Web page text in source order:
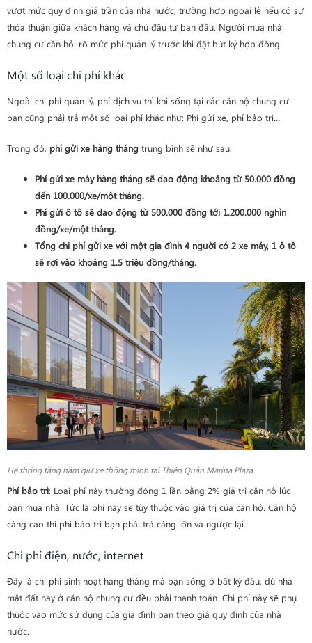
vượt mức quy định giá trần của nhà nước, trường hợp ngoại lệ nếu có sự
thỏa thuận giữa khách hàng và chủ đầu tư ban đầu. Người mua nhà
chung cư cần hỏi rõ mức phí quản lý trước khi đặt bút ký hợp đồng.
Một số loại chi phí khác
Ngoài chi phí quản lý, phí dịch vụ thì khi sống tại các căn hộ chung cư
bạn cũng phải trả một số loại phí khác như: Phí gửi xe, phí bảo trì…
Trong đó, phí gửi xe hàng tháng trung bình sẽ như sau:
Phí gửi xe máy hàng tháng sẽ dao động khoảng từ 50.000 đồng
đến 100.000/xe/một tháng.
Phí gửi ô tô sẽ dao động từ 500.000 đồng tới 1.200.000 nghìn
đồng/xe/một tháng.
Tổng chi phí gửi xe với một gia đình 4 người có 2 xe máy, 1 ô tô
sẽ rơi vào khoảng 1.5 triệu đồng/tháng.
Hệ thống tầng hầm giữ xe thông minh tại Thiên Quân Marina Plaza
Phí bảo trì: Loại phí này thường đóng 1 lần bằng 2% giá trị căn hộ lúc
bạn mua nhà. Tức là phí này sẽ tùy thuộc vào giá trị của căn hộ. Căn hộ
càng cao thì phí bảo trì bạn phải trả càng lớn và ngược lại.
Chi phí điện, nước, internet
Đây là chi phí sinh hoạt hàng tháng mà bạn sống ở bất kỳ đâu, dù nhà
mặt đất hay ở căn hộ chung cư đều phải thanh toán. Chi phí này sẽ phụ
thuộc vào mức sử dụng của gia đình bạn theo giá quy định của nhà
nước.